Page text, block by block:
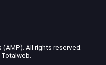
All rights reserved.
Totalweb